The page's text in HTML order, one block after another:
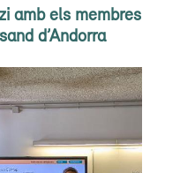
amb els membres
d’Andorra